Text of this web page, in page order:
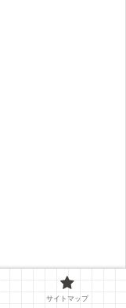
サイトマップ